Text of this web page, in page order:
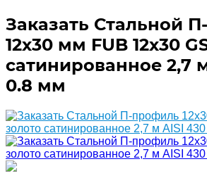
Заказать Стальной
12х30 мм FUB 12х30
сатинированное 2,7
0.8 мм